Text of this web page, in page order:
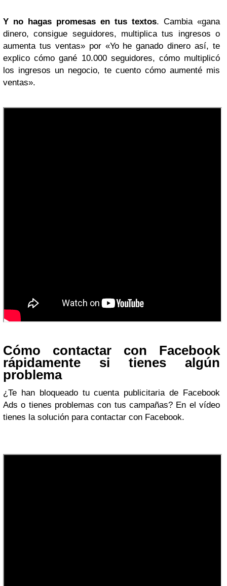
Y no hagas promesas en tus textos. Cambia «gana
dinero, consigue seguidores, multiplica tus ingresos o
aumenta tus ventas» por «Yo he ganado dinero así, te
explico cómo gané 10.000 seguidores, cómo multiplicó
los ingresos un negocio, te cuento cómo aumenté mis
ventas».
Cómo contactar con Facebook
rápidamente si tienes algún
problema
¿Te han bloqueado tu cuenta publicitaria de Facebook
Ads o tienes problemas con tus campañas? En el vídeo
tienes la solución para contactar con Facebook.